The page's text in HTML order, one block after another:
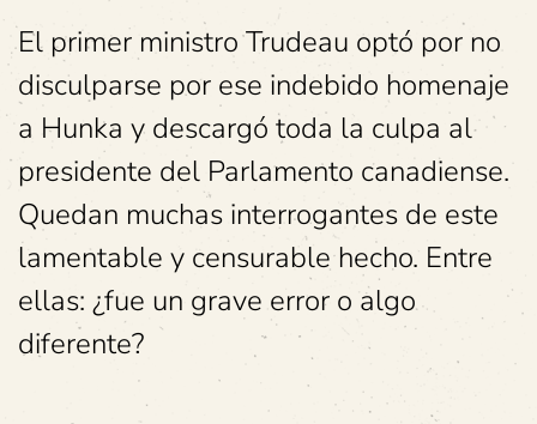
El primer ministro Trudeau optó por no
disculparse por ese indebido homenaje
a Hunka y descargó toda la culpa al
presidente del Parlamento canadiense.
Quedan muchas interrogantes de este
lamentable y censurable hecho. Entre
ellas: ¿fue un grave error o algo
diferente?